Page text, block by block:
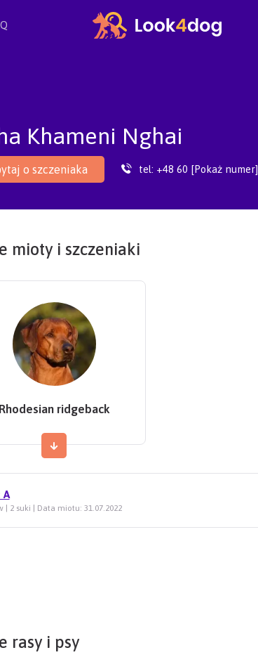
Khameni Nghai
o szczeniaka tel: +48 60 [Pokaż numer]
mioty i szczeniaki
Rhodesian ridgeback
A
| 2 suki | Data miotu: 31.07.2022
rasy i psy